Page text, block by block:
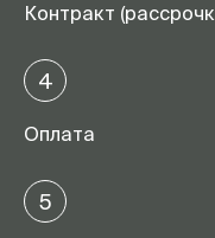
Контракт
4
Оплата
5